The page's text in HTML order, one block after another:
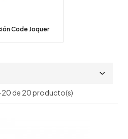
Code Joquer
de 20 producto(s)